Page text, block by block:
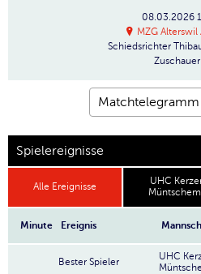
08.03.2026
MZG Alterswil
Schiedsrichter
Zuschauer
Spielereignisse
Alle Ereignisse
UHC
Minute Ereignis
Bester Spieler
UHC